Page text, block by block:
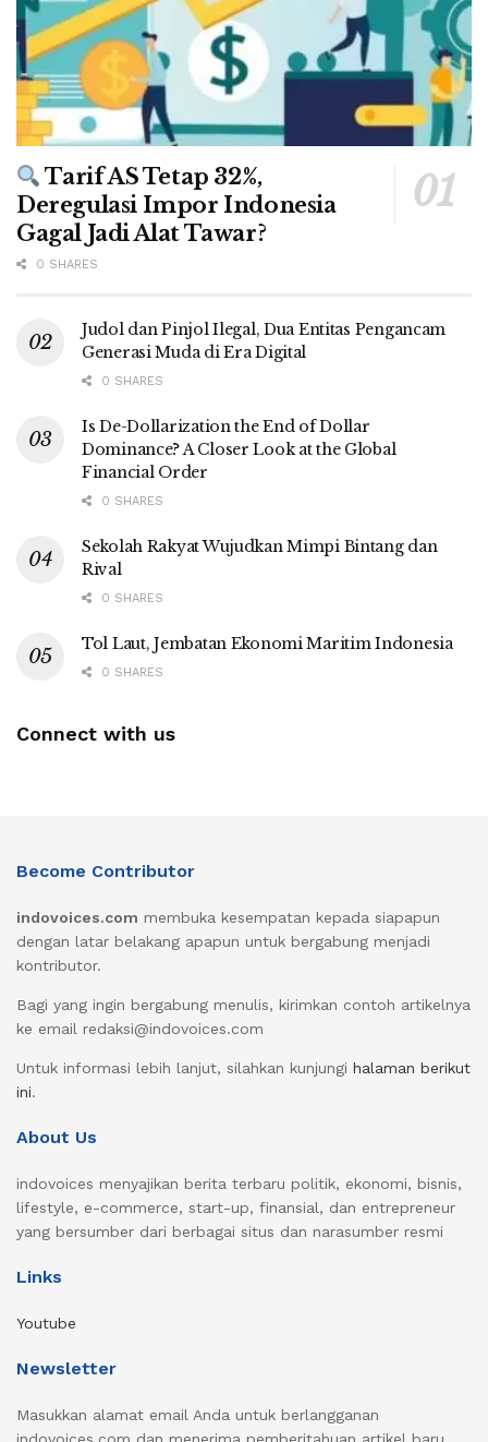
Tarif AS Tetap 32%,
Deregulasi Impor Indonesia
Gagal Jadi Alat Tawar?
0 SHARES
Judol dan Pinjol Ilegal, Dua Entitas Pengancam
Generasi Muda di Era Digital
0 SHARES
Is De-Dollarization the End of Dollar
Dominance? A Closer Look at the Global
Financial Order
0 SHARES
Sekolah Rakyat Wujudkan Mimpi Bintang dan
Rival
0 SHARES
Tol Laut, Jembatan Ekonomi Maritim Indonesia
0 SHARES
Connect with us
Become Contributor
indovoices.com membuka kesempatan kepada siapapun
dengan latar belakang apapun untuk bergabung menjadi
kontributor.
Bagi yang ingin bergabung menulis, kirimkan contoh artikelnya
ke email redaksi@indovoices.com
Untuk informasi lebih lanjut, silahkan kunjungi halaman berikut
ini.
About Us
indovoices menyajikan berita terbaru politik, ekonomi, bisnis,
lifestyle, e-commerce, start-up, finansial, dan entrepreneur
yang bersumber dari berbagai situs dan narasumber resmi
Links
Youtube
Newsletter
Masukkan alamat email Anda untuk berlangganan